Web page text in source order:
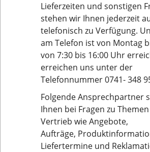
Lieferzeiten und sonstigen
stehen wir Ihnen jederzeit
telefonisch zu Verfügung.
am Telefon ist von Montag
von 7:30 bis 16:00 Uhr
erreichen uns unter der
Telefonnummer 0741- 348
Folgende Ansprechpartner
Ihnen bei Fragen zu
Vertrieb wie Angebote,
Aufträge,
Liefertermine und